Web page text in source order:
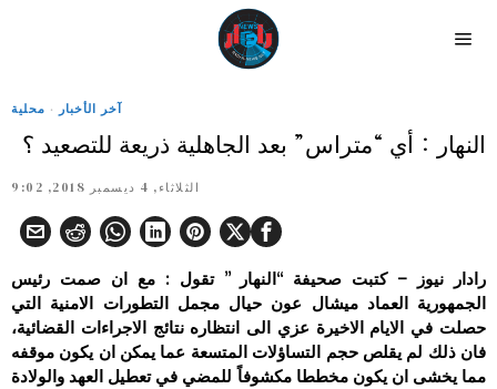
آخر الأخبار · محلية
النهار : أي “متراس” بعد الجاهلية ذريعة للتصعيد ؟‎
الثلاثاء, 4 ديسمبر 2018, 9:02
رادار نيوز – كتبت صحيفة “النهار ” تقول : مع ان صمت رئيس
الجمهورية العماد ميشال عون حيال مجمل التطورات الامنية التي
حصلت في الايام الاخيرة عزي الى انتظاره نتائج ‏الاجراءات القضائية،
فان ذلك لم يقلص حجم التساؤلات المتسعة عما يمكن ان يكون موقفه
مما يخشى ان يكون مخططا مكشوفاً للمضي في ‏تعطيل العهد والولادة